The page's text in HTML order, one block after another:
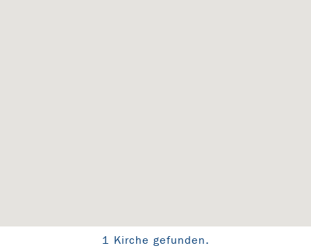
1 Kirche gefunden.